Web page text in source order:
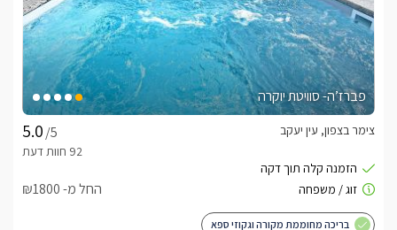
פברז’ה- סוויטת יוקרה
/5
צימר בצפון, עין יעקב
החל מ- ₪1800
בריכה מחוממת מקורה וגקוזי ספא